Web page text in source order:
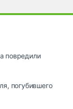
повредили
погубившего